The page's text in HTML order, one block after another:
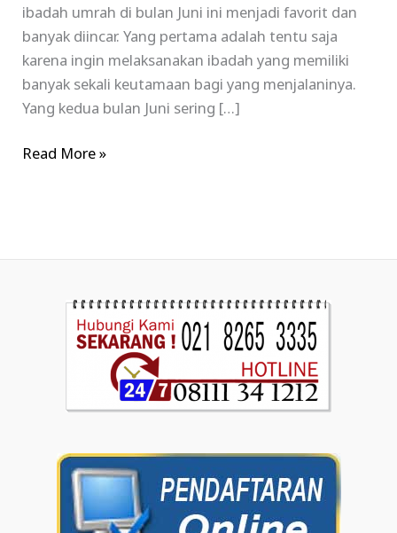
ibadah umrah di bulan Juni ini menjadi favorit dan
banyak diincar. Yang pertama adalah tentu saja
karena ingin melaksanakan ibadah yang memiliki
banyak sekali keutamaan bagi yang menjalaninya.
Yang kedua bulan Juni sering […]
Read More »